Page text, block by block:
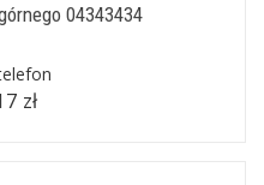
04343434
zł